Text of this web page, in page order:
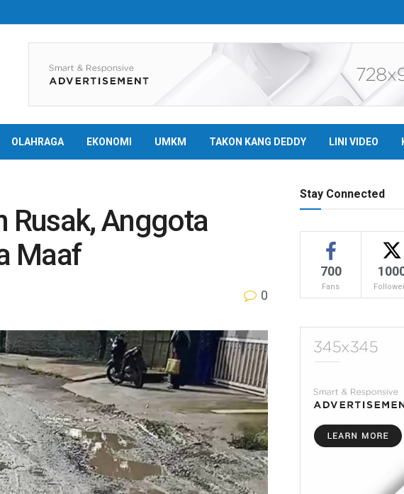
OLAHRAGA EKONOMI UMKM TAKON KANG DEDDY LINI VIDEO
Rusak, Anggota
Maaf
0
Stay Connected
700
Fans